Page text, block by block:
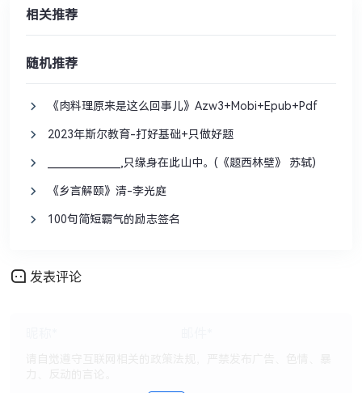
相关推荐
随机推荐
《肉料理原来是这么回事儿》Azw3+Mobi+Epub+Pdf
2023年斯尔教育-打好基础+只做好题
_______________,只缘身在此山中。(《题西林壁》 苏轼)
《乡言解颐》清-李光庭
100句简短霸气的励志签名
发表评论